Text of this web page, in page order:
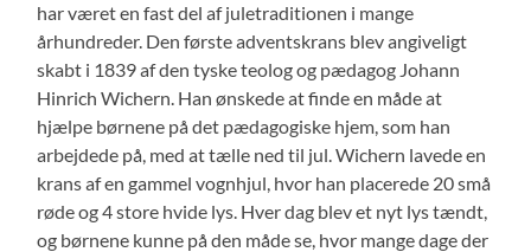
har været en fast del af juletraditionen i mange
århundreder. Den første adventskrans blev angiveligt
skabt i 1839 af den tyske teolog og pædagog Johann
Hinrich Wichern. Han ønskede at finde en måde at
hjælpe børnene på det pædagogiske hjem, som han
arbejdede på, med at tælle ned til jul. Wichern lavede en
krans af en gammel vognhjul, hvor han placerede 20 små
røde og 4 store hvide lys. Hver dag blev et nyt lys tændt,
og børnene kunne på den måde se, hvor mange dage der